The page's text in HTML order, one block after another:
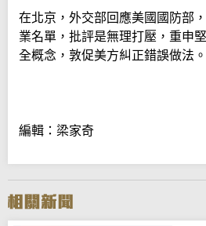
在北京，外交部回應美國國防部
業名單，批評是無理打壓，重申
全概念，敦促美方糾正錯誤做法。
編輯：梁家奇